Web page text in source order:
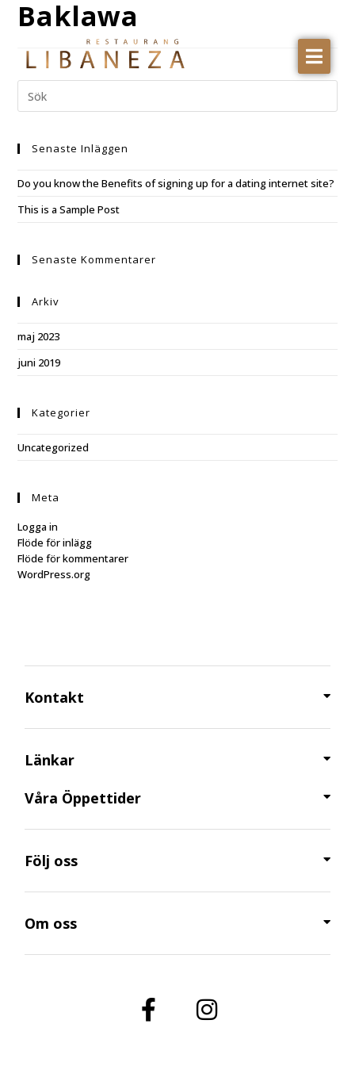
RESTAURANGEN
MENY
AVHÄMTNING
Baklawa
Senaste Inläggen
Do you know the Benefits of signing up for a dating internet site?
This is a Sample Post
Senaste Kommentarer
Arkiv
maj 2023
juni 2019
Kategorier
Uncategorized
Meta
Logga in
Flöde för inlägg
Flöde för kommentarer
WordPress.org
Kontakt
Länkar
Våra Öppettider​
Följ oss
Om oss